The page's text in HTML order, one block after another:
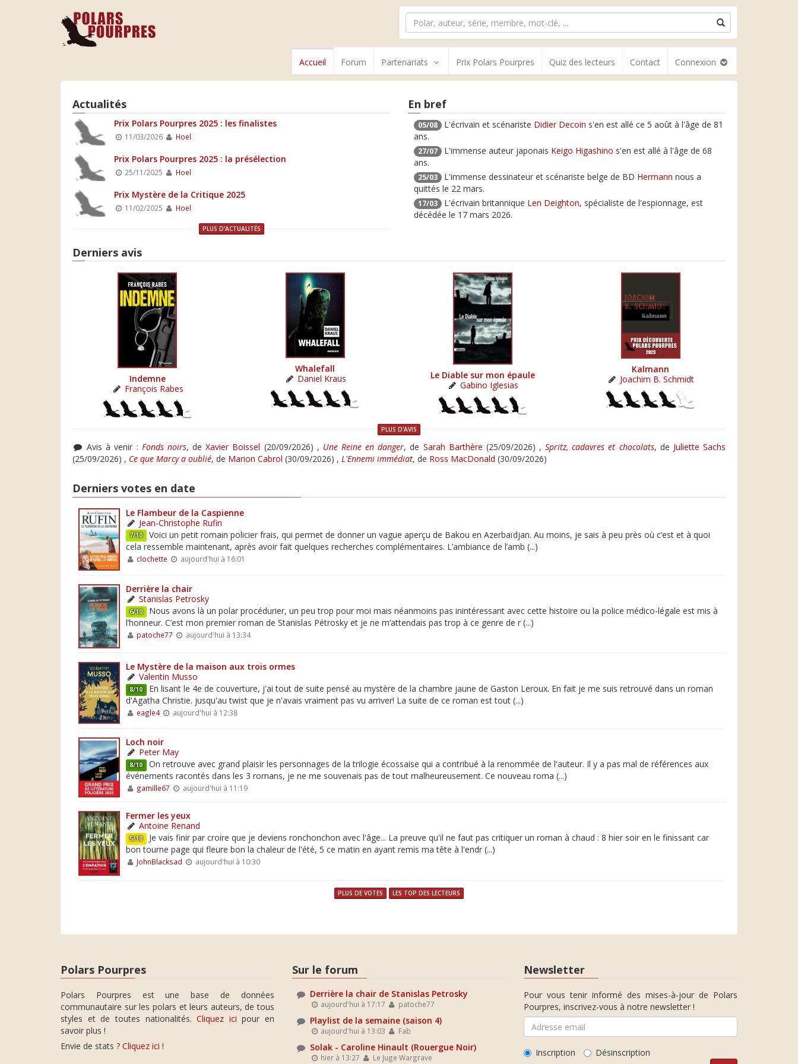
Accueil Forum Partenariats Prix Polars Pourpres Quiz des lecteurs Contact Connexion
Actualités
Prix Polars Pourpres 2025 : les finalistes
11/03/2026 Hoel
Prix Polars Pourpres 2025 : la présélection
25/11/2025 Hoel
Prix Mystère de la Critique 2025
11/02/2025 Hoel
PLUS D'ACTUALITÉS
En bref
05/08 L'écrivain et scénariste Didier Decoin s'en est allé ce 5 août à l'âge de 81
ans.
27/07 L'immense auteur japonais Keigo Higashino s'en est allé à l'âge de 68
ans.
25/03 L'immense dessinateur et scénariste belge de BD Hermann nous a
quittés le 22 mars.
17/03 L'écrivain britannique Len Deighton, spécialiste de l'espionnage, est
décédée le 17 mars 2026.
Derniers avis
Indemne
François Rabes
Whalefall
Daniel Kraus
Le Diable sur mon épaule
Gabino Iglesias
Kalmann
Joachim B. Schmidt
PLUS D'AVIS
Avis à venir : Fonds noirs, deXavier Boissel (20/09/2026) , Une Reine en danger, de Sarah Barthère (25/09/2026) ,Spritz, cadavres et chocolats, de Juliette Sachs
(25/09/2026) , Ce que Marcy a oublié, de Marion Cabrol (30/09/2026) , L'Ennemi immédiat, de Ross MacDonald (30/09/2026)
Derniers votes en date
Le Flambeur de la Caspienne
Jean-Christophe Rufin
7/10 Voici un petit romain policier frais, qui permet de donner un vague aperçu de Bakou en Azerbaïdjan. Au moins, je sais à peu près où c’est et à quoi
cela ressemble maintenant, après avoir fait quelques recherches complémentaires. L’ambiance de l’amb (...)
clochette aujourd'hui à 16:01
Derrière la chair
Stanislas Petrosky
6/10 Nous avons là un polar procédurier, un peu trop pour moi mais néanmoins pas inintéressant avec cette histoire ou la police médico-légale est mis à
l’honneur. C’est mon premier roman de Stanislas Pétrosky et je ne m’attendais pas trop à ce genre de r (...)
patoche77 aujourd'hui à 13:34
Le Mystère de la maison aux trois ormes
Valentin Musso
8/10 En lisant le 4e de couverture, j'ai tout de suite pensé au mystère de la chambre jaune de Gaston Leroux. En fait je me suis retrouvé dans un roman
d'Agatha Christie. jusqu'au twist que je n'avais vraiment pas vu arriver! La suite de ce roman est tout (...)
eagle4 aujourd'hui à 12:38
Loch noir
Peter May
8/10 On retrouve avec grand plaisir les personnages de la trilogie écossaise qui a contribué à la renommée de l'auteur. Il y a pas mal de références aux
événements racontés dans les 3 romans, je ne me souvenais pas de tout malheureusement. Ce nouveau roma (...)
gamille67 aujourd'hui à 11:19
Fermer les yeux
Antoine Renand
5/10 Je vais finir par croire que je deviens ronchonchon avec l'âge... La preuve qu'il ne faut pas critiquer un roman à chaud : 8 hier soir en le finissant car
bon tourne page qui fleure bon la chaleur de l'été, 5 ce matin en ayant remis ma tête à l'endr (...)
JohnBlacksad aujourd'hui à 10:30
PLUS DE VOTES LES TOP DES LECTEURS
Polars Pourpres
Polars Pourpres est une base de données
communautaire sur les polars et leurs auteurs, de tous
styles et de toutes nationalités.Cliquez ici pour en
savoir plus !
Envie de stats ? Cliquez ici !
Sur le forum
Derrière la chair de Stanislas Petrosky
aujourd'hui à 17:17 patoche77
Playlist de la semaine (saison 4)
aujourd'hui à 13:03 Fab
Solak - Caroline Hinault (Rouergue Noir)
hier à 13:27 Le Juge Wargrave
Newsletter
Pour vous tenir informé des mises-à-jour de Polars
Pourpres, inscrivez-vous à notre newsletter !
Inscription Désinscription